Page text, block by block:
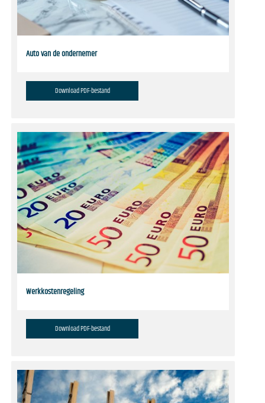
Auto van de ondernemer
Download PDF-bestand
Werkkostenregeling
Download PDF-bestand